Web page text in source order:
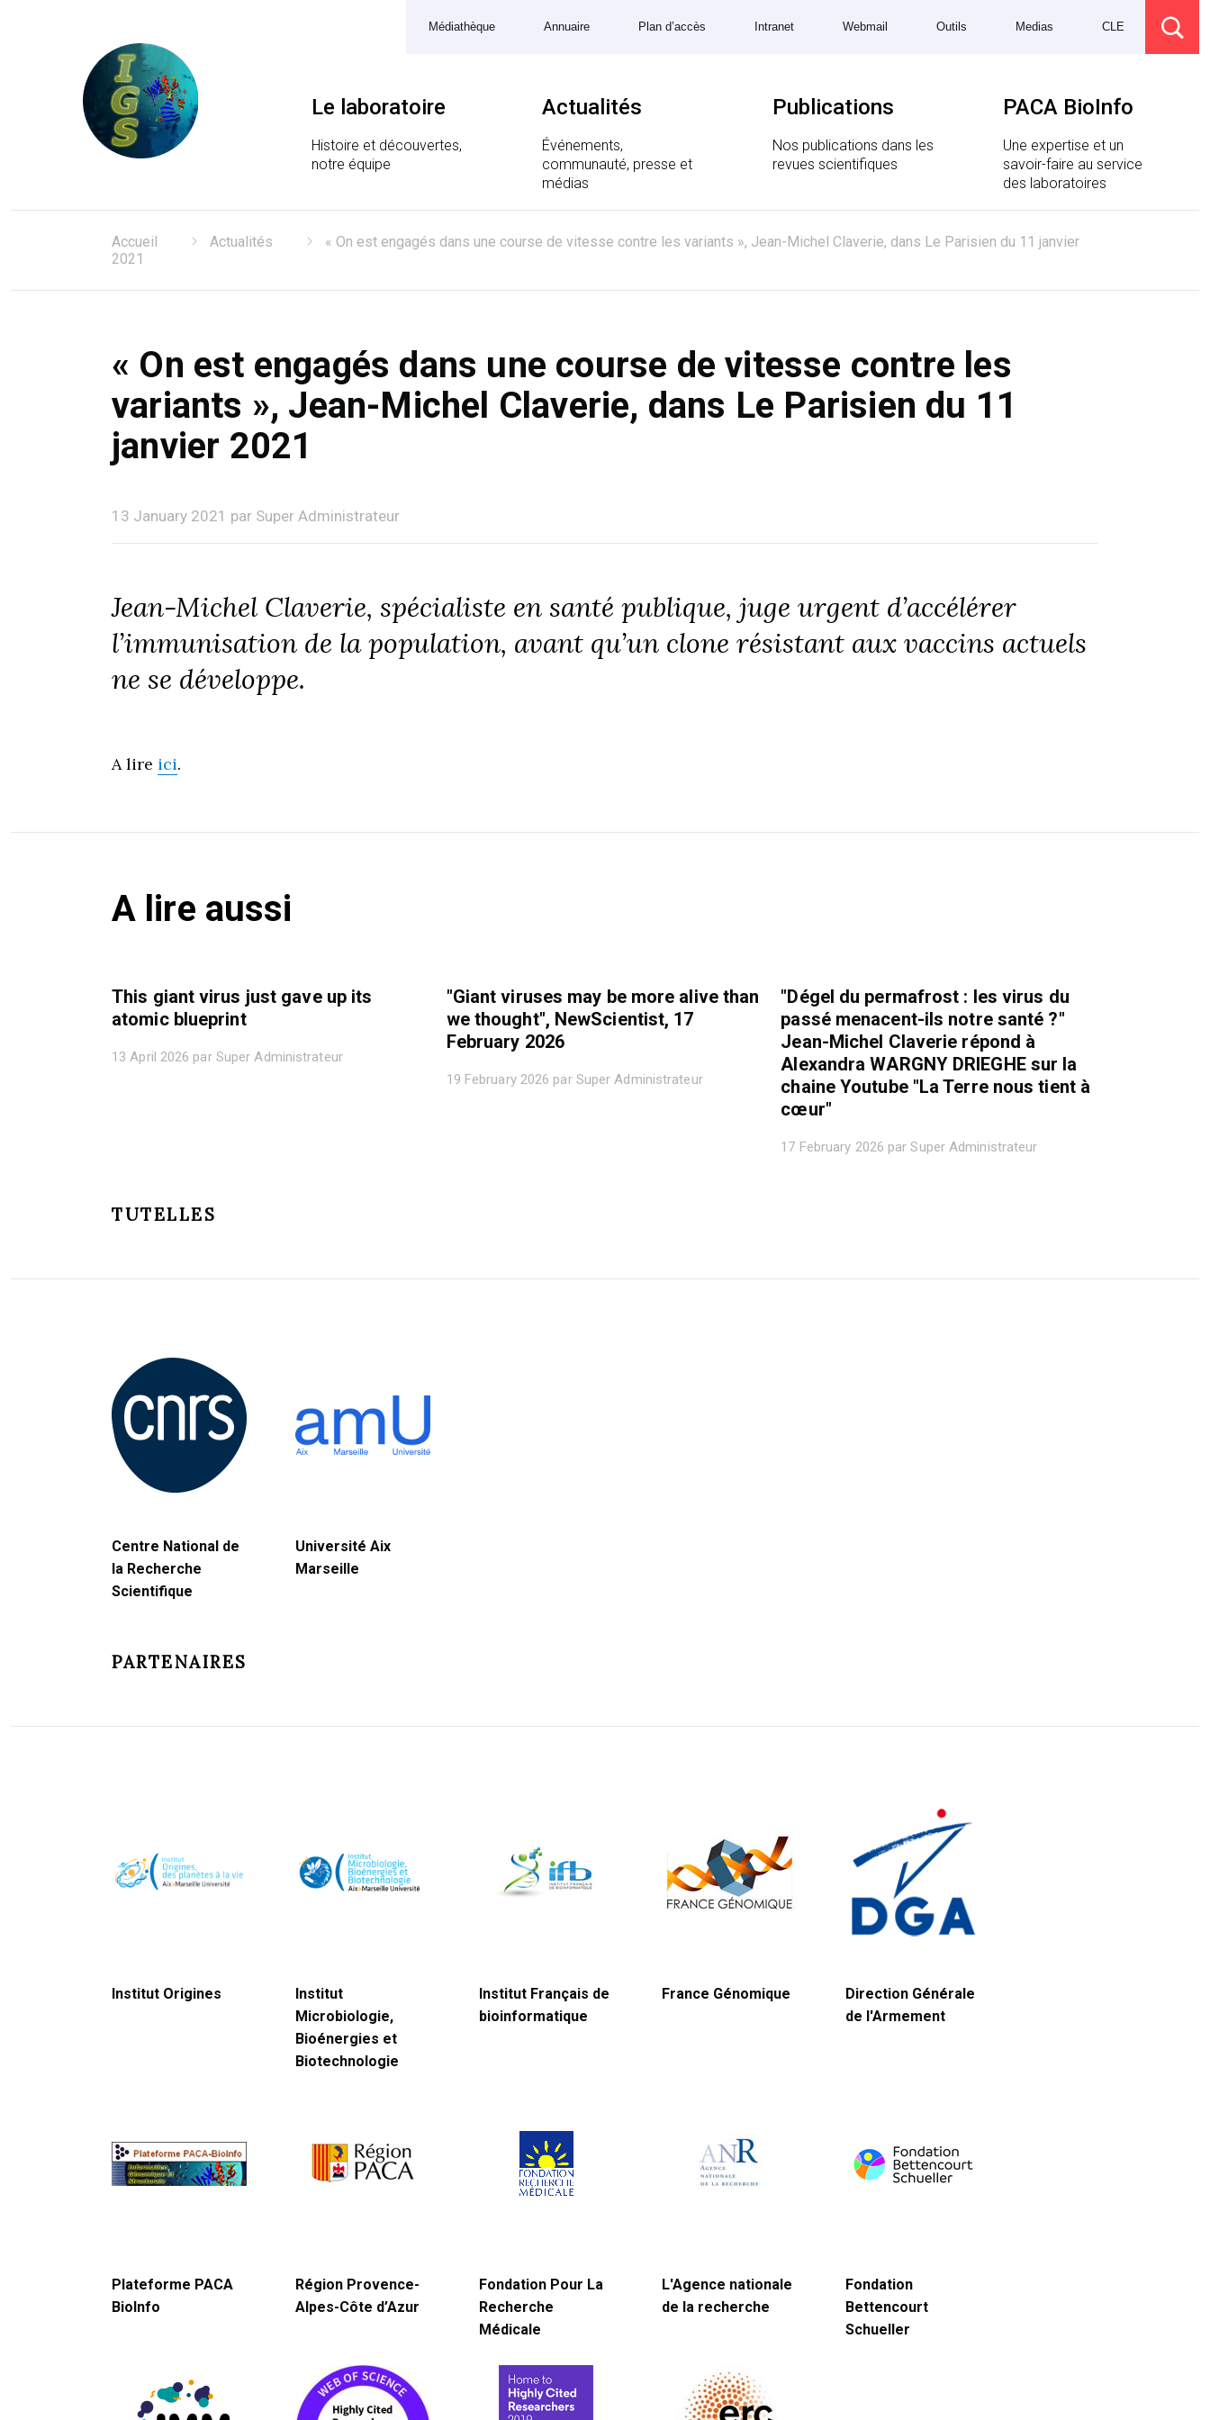
Laboratoire Information Génomique et Structurale
Médiathèque Annuaire Plan d’accès Intranet Webmail Outils Medias CLE
Le laboratoire
Histoire et découvertes,
notre équipe
Actualités
Événements,
communauté, presse et
médias
Publications
Nos publications dans les
revues scientifiques
PACA BioInfo
Une expertise et un
savoir-faire au service
des laboratoires
Accueil Actualités
« On est engagés dans une course de vitesse contre les variants », Jean-Michel Claverie, dans Le Parisien du 11 janvier
2021
« On est engagés dans une course de vitesse contre les
variants », Jean-Michel Claverie, dans Le Parisien du 11
janvier 2021
13 January 2021 par Super Administrateur
Jean-Michel Claverie, spécialiste en santé publique, juge urgent d’accélérer
l’immunisation de la population, avant qu’un clone résistant aux vaccins actuels
ne se développe.
A lire ici.
A lire aussi
This giant virus just gave up its
atomic blueprint
13 April 2026 par Super Administrateur
"Giant viruses may be more alive than
we thought", NewScientist, 17
February 2026
19 February 2026 par Super Administrateur
"Dégel du permafrost : les virus du
passé menacent-ils notre santé ?"
Jean-Michel Claverie répond à
Alexandra WARGNY DRIEGHE sur la
chaine Youtube "La Terre nous tient à
cœur"
17 February 2026 par Super Administrateur
TUTELLES
Centre National de
la Recherche
Scientifique
Université Aix
Marseille
PARTENAIRES
Institut Origines
Institut
Microbiologie,
Bioénergies et
Biotechnologie
Institut Français de
bioinformatique
France Génomique
Direction Générale
de l'Armement
Plateforme PACA
BioInfo
Région Provence-
Alpes-Côte d’Azur
Fondation Pour La
Recherche
Médicale
L'Agence nationale
de la recherche
Fondation
Bettencourt
Schueller